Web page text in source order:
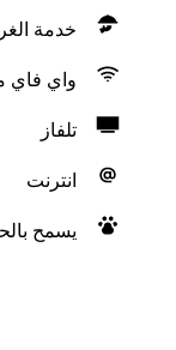
خدمة
واي فاي
تلفاز
انترنت
يسمح